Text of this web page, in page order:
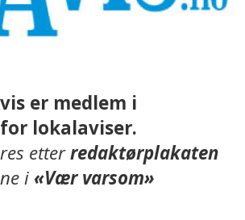
er medlem i
lokalaviser.
etterredaktørplakaten
i«Vær varsom»